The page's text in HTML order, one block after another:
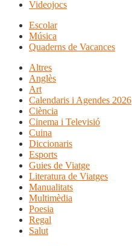
Videojocs
Escolar
Música
Quaderns de Vacances
Altres
Anglès
Art
Calendaris i Agendes 2026
Ciència
Cinema i Televisió
Cuina
Diccionaris
Esports
Guies de Viatge
Literatura de Viatges
Manualitats
Multimèdia
Poesia
Regal
Salut